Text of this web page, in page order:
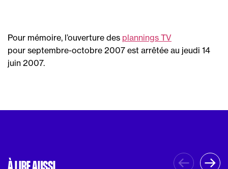
Pour mémoire, l’ouverture des plannings TV
pour septembre-octobre 2007 est arrêtée au jeudi 14
juin 2007.